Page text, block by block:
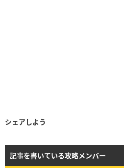
シェアしよう
記事を書いている攻略メンバー